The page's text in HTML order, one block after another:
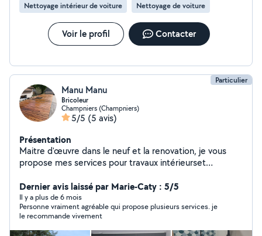
Nettoyage intérieur de voiture Nettoyage de voiture
Voir le profil Contacter
Particulier
Manu Manu
Bricoleur
Champniers (Champniers)
5/5 (5 avis)
Présentation
Maitre d'œuvre dans le neuf et la renovation, je vous
propose mes services pour travaux intérieurset
Dernier avis laissé par Marie-Caty : 5/5
Il y a plus de 6 mois
Personne vraiment agréable qui propose plusieurs services. je
le recommande vivement